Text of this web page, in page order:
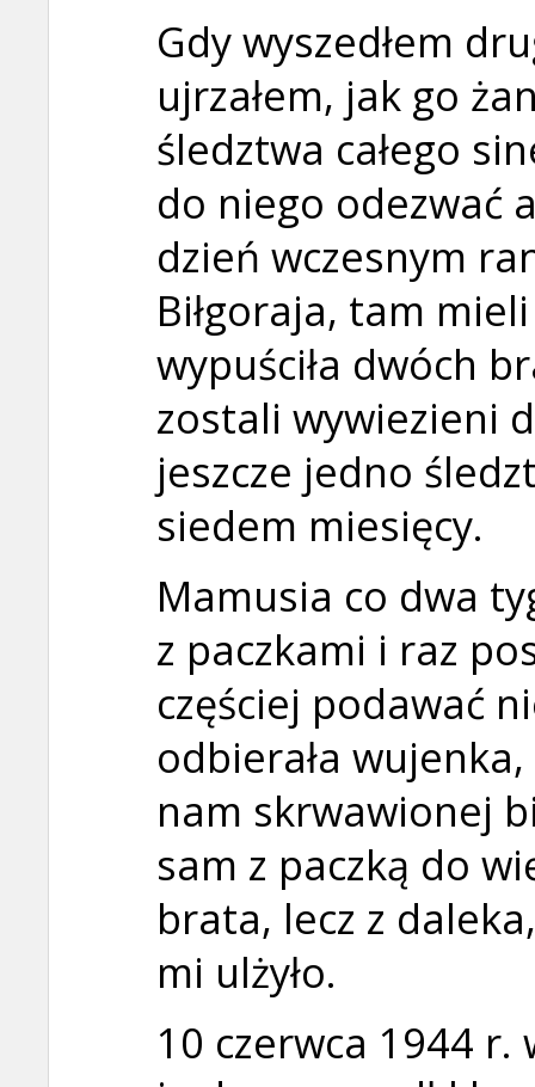
Gdy wyszedłem
ujrzałem, jak go
śledztwa całego
do niego odezwać
dzień wczesnym
Biłgoraja, tam
wypuściła dwóch
zostali wywiezieni
jeszcze jedno
siedem miesięcy.
Mamusia co dwa
z paczkami i raz
częściej podawać
odbierała
nam skrwawionej
sam z paczką do
brata, lecz z
mi ulżyło.
10 czerwca 1944